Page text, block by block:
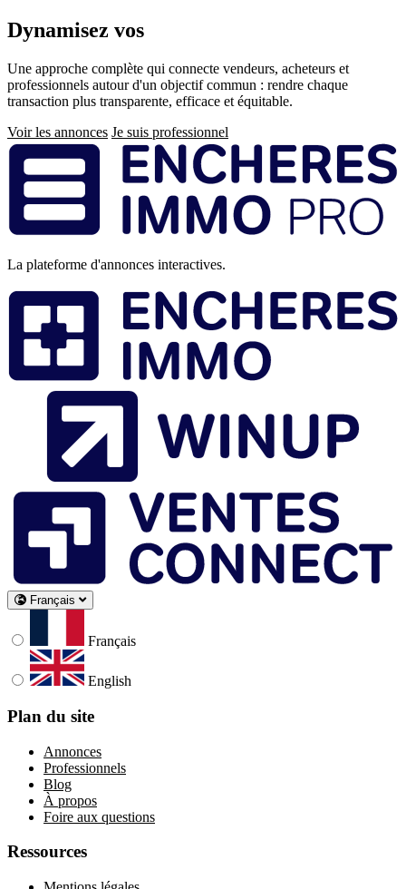
Dynamisez vos
Une approche complète qui connecte vendeurs, acheteurs et
professionnels autour d'un objectif commun : rendre chaque
transaction plus transparente, efficace et équitable.
Voir les annonces Je suis professionnel
Pied
de
page
La plateforme d'annonces interactives.
Français
Français
English
Plan du site
Annonces
Professionnels
Blog
À propos
Foire aux questions
Ressources